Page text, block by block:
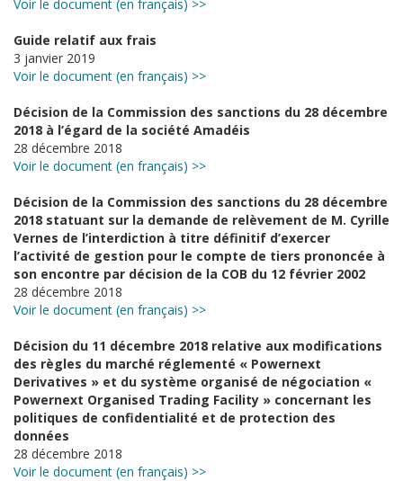
Voir le document (en français) >>
Guide relatif aux frais
3 janvier 2019
Voir le document (en français) >>
Décision de la Commission des sanctions du 28 décembre
2018 à l’égard de la société Amadéis
28 décembre 2018
Voir le document (en français) >>
Décision de la Commission des sanctions du 28 décembre
2018 statuant sur la demande de relèvement de M. Cyrille
Vernes de l’interdiction à titre définitif d’exercer
l’activité de gestion pour le compte de tiers prononcée à
son encontre par décision de la COB du 12 février 2002
28 décembre 2018
Voir le document (en français) >>
Décision du 11 décembre 2018 relative aux modifications
des règles du marché réglementé « Powernext
Derivatives » et du système organisé de négociation «
Powernext Organised Trading Facility » concernant les
politiques de confidentialité et de protection des
données
28 décembre 2018
Voir le document (en français) >>